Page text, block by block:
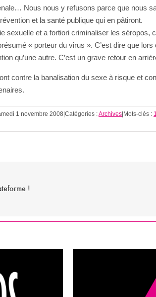
Nous nous y refusons parce que nous
et la santé publique qui en pâtiront.
sexuelle et a fortiori criminaliser les séropos,
« porteur du virus ». C’est dire que
qu’une autre. C’est un grave retour en
contre la banalisation du sexe à risque et
1 novembre 2008|Catégories :Archives|Mots-clés :
!